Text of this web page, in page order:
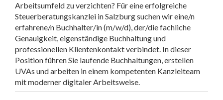
Arbeitsumfeld zu verzichten? Für eine erfolgreiche
Steuerberatungskanzlei in Salzburg suchen wir eine/n
erfahrene/n Buchhalter/in (m/w/d), der/die fachliche
Genauigkeit, eigenständige Buchhaltung und
professionellen Klientenkontakt verbindet. In dieser
Position führen Sie laufende Buchhaltungen, erstellen
UVAs und arbeiten in einem kompetenten Kanzleiteam
mit moderner digitaler Arbeitsweise.